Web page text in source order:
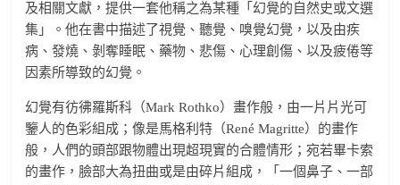
及相關文獻，提供一套他稱之為某種「幻覺的自然史或文選
集」。他在書中描述了視覺、聽覺、嗅覺幻覺，以及由疾
病、發燒、剝奪睡眠、藥物、悲傷、心理創傷、以及疲倦等
因素所導致的幻覺。
幻覺有彷彿羅斯科（Mark Rothko）畫作般，由一片片光可
鑒人的色彩組成；像是馬格利特（René Magritte）的畫作
般，人們的頭部跟物體出現超現實的合體情形；宛若畢卡索
的畫作，臉部大為扭曲或是由碎片組成，「一個鼻子、一部